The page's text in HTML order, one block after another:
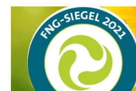
Murphy&Spitz
Umweltfonds
Deutschland
Siegel
ausgezeichnet